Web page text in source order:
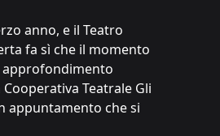
anno, e il Teatro
fa sì che il momento
Teatrale Gli
appuntamento che si